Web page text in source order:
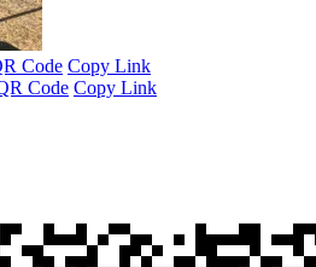
Code Copy Link
Code Copy Link